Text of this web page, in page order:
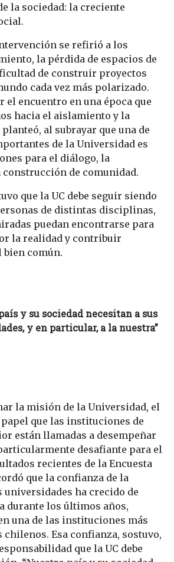
la sociedad: la creciente
se refirió a los
la pérdida de espacios de
de construir proyectos
cada vez más polarizado.
el encuentro en una época que
hacia el aislamiento y la
al subrayar que una de
de la Universidad es
para el diálogo, la
de comunidad.
que la UC debe seguir siendo
de distintas disciplinas,
puedan encontrarse para
la realidad y contribuir
bien común.
y su sociedad necesitan a sus
y en particular, a la nuestra”
la misión de la Universidad, el
que las instituciones de
están llamadas a desempeñar
desafiante para el
recientes de la Encuesta
que la confianza de la
universidades ha crecido de
durante los últimos años,
una de las instituciones más
Esa confianza, sostuvo,
que la UC debe